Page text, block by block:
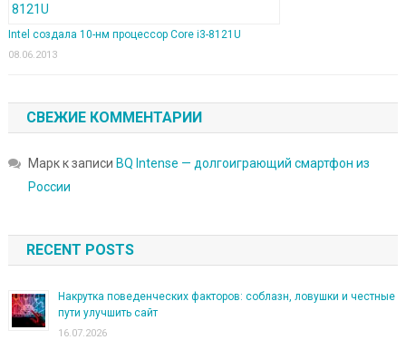
Intel создала 10-нм процессор Core i3-8121U
08.06.2013
СВЕЖИЕ КОММЕНТАРИИ
Маркк записи BQ Intense — долгоиграющий смартфон из
России
RECENT POSTS
Накрутка поведенческих факторов: соблазн, ловушки и честные
пути улучшить сайт
16.07.2026